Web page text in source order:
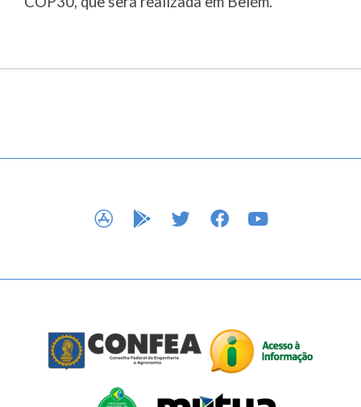
APP STOREGOOGLE PLAY
TWITTERFACEBOOK